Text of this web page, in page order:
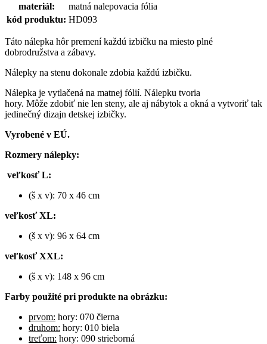
materiál:
matná nalepovacia fólia
kód produktu: HD093
Táto nálepka hôr premení každú izbičku na miesto plné
dobrodružstva a zábavy.
Nálepky na stenu dokonale zdobia každú izbičku.
Nálepka je vytlačená na matnej fólií. Nálepku tvoria
hory. Môže zdobiť nie len steny, ale aj nábytok a okná a vytvoriť tak
jedinečný dizajn detskej izbičky.
Vyrobené v EÚ.
Rozmery nálepky:
veľkosť L:
(š x v): 70 x 46 cm
veľkosť XL:
(š x v): 96 x 64 cm
veľkosť XXL:
(š x v): 148 x 96 cm
Farby použité pri produkte na obrázku:
prvom: hory: 070 čierna
druhom: hory: 010 biela
treťom: hory: 090 strieborná